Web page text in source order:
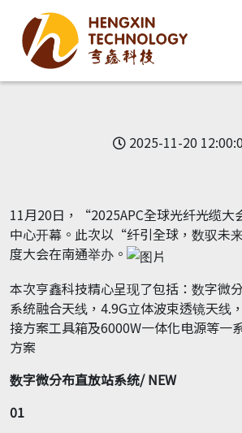
2025-11-20
11月20日，“2025APC全球光纤光缆
中心开幕。此次以“纤引全球，数驭未
度大会在南通举办。
本次亨鑫科技精心呈现了包括：数字微
系统融合天线，4.9G立体波束透镜天线
接方案工具箱及6000W一体化电源等一
方案
数字微分布直放站系统/ NEW
01